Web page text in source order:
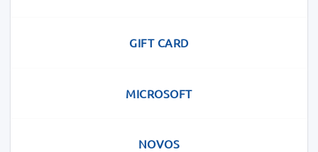
GIFT CARD
MICROSOFT
NOVOS